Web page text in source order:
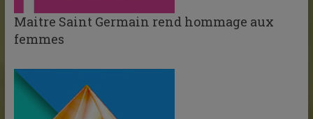
Maitre Saint Germain rend hommage aux
femmes